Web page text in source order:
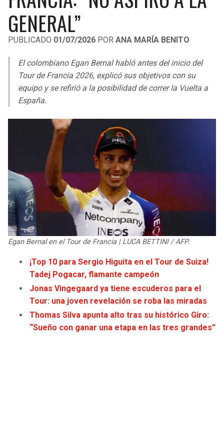
LIGA DE EXPANSIÓN MX
LEAGUES CUP
UEFA EUROPA LEAGUE
UEFA CONFERENCE LEAGUE
COPA LIBERTADORES
COPA SUDAMERICANA
LIGA BETPLAY
OTRAS LIGAS
RAIDERS
RAVENS
BENGALS
STEELERS
TEXANS
COLTS
JAGUARS
TITANS
COWBOYS
GIANTS
CAVALIERS
PACERS
BUCKS
HORNETS
HEAT
MAGIC
WIZARDS
WARRIORS
CLIPPERS
LAKERS
GENERAL”
PUBLICADO 01/07/2026 POR ANA MARÍA BENITO
El colombiano Egan Bernal habló antes del inicio del
Tour de Francia 2026, explicó sus objetivos con su
equipo y se refirió a la posibilidad de correr la Vuelta a
España.
Egan Bernal en el Tour de Francia | LUCA BETTINI / AFP.
¡Top 10 para Sergio Higuita en el Tour de Suiza!
Tadej Pogacar, flamante campeón
Jonas Vingegaard ya tiene escuderos para el
Tour: una joven revelación se roba las miradas
Thomas Silva apunta alto tras su histórico Giro:
“Sueño con ganar una etapa en las tres grandes”